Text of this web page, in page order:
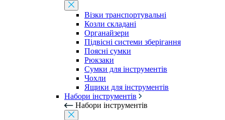
Візки транспортувальні
Козли складані
Органайзери
Підвісні системи зберігання
Поясні сумки
Рюкзаки
Сумки для інструментів
Чохли
Ящики для інструментів
Набори інструментів
Набори інструментів